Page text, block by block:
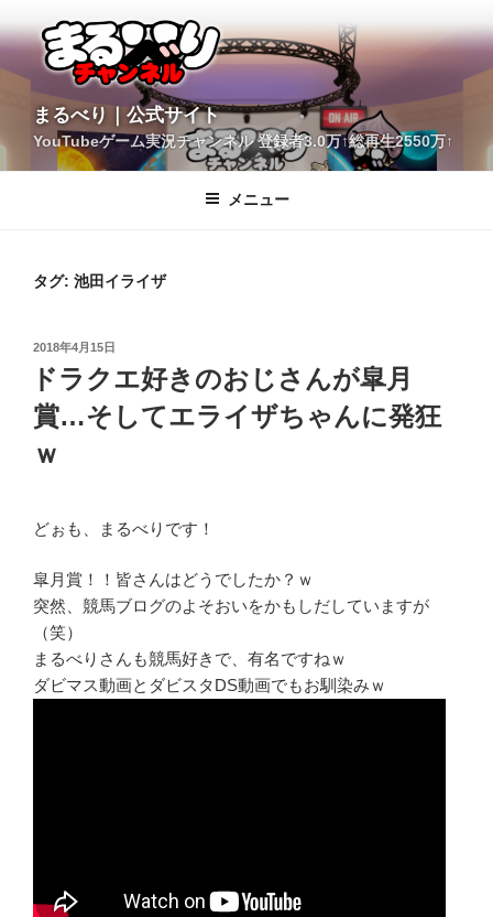
ン
テ
へ
ス
まるべり｜公式サイト
YouTubeゲーム実況チャンネル 登録者3.0万↑総再生2550万↑
メニュー
タグ: 池田イライザ
投
稿
日:
2018年4月15日
ドラクエ好きのおじさんが皐月
賞…そしてエライザちゃんに発狂
ｗ
どぉも、まるべりです！
皐月賞！！皆さんはどうでしたか？ｗ
突然、競馬ブログのよそおいをかもしだしていますが
（笑）
まるべりさんも競馬好きで、有名ですねｗ
ダビマス動画とダビスタDS動画でもお馴染みｗ